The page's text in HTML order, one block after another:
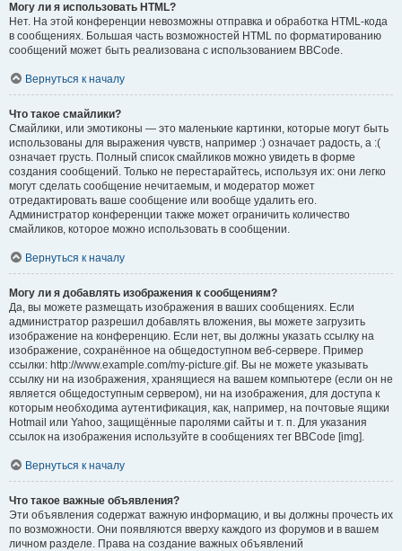
Могу ли я использовать HTML?
Нет. На этой конференции невозможны отправка и обработка HTML-кода
в сообщениях. Большая часть возможностей HTML по форматированию
сообщений может быть реализована с использованием BBCode.
Вернуться к началу
Что такое смайлики?
Смайлики, или эмотиконы — это маленькие картинки, которые могут быть
использованы для выражения чувств, например :) означает радость, а :(
означает грусть. Полный список смайликов можно увидеть в форме
создания сообщений. Только не перестарайтесь, используя их: они легко
могут сделать сообщение нечитаемым, и модератор может
отредактировать ваше сообщение или вообще удалить его.
Администратор конференции также может ограничить количество
смайликов, которое можно использовать в сообщении.
Вернуться к началу
Могу ли я добавлять изображения к сообщениям?
Да, вы можете размещать изображения в ваших сообщениях. Если
администратор разрешил добавлять вложения, вы можете загрузить
изображение на конференцию. Если нет, вы должны указать ссылку на
изображение, сохранённое на общедоступном веб-сервере. Пример
ссылки: http://www.example.com/my-picture.gif. Вы не можете указывать
ссылку ни на изображения, хранящиеся на вашем компьютере (если он не
является общедоступным сервером), ни на изображения, для доступа к
которым необходима аутентификация, как, например, на почтовые ящики
Hotmail или Yahoo, защищённые паролями сайты и т. п. Для указания
ссылок на изображения используйте в сообщениях тег BBCode [img].
Вернуться к началу
Что такое важные объявления?
Эти объявления содержат важную информацию, и вы должны прочесть их
по возможности. Они появляются вверху каждого из форумов и в вашем
личном разделе. Права на создание важных объявлений